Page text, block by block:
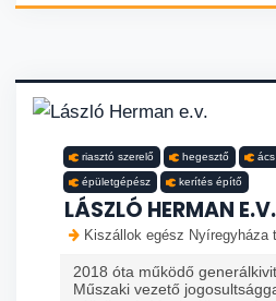
riasztó szerelő hegesztő ács
épületgépész kerítés építő
LÁSZLÓ HERMAN E.V.
Kiszállok egész Nyíregyháza
2018 óta működő
Műszaki vezető